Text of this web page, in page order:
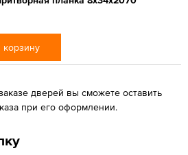
корзину
дверей вы сможете оставить
при его оформлении.